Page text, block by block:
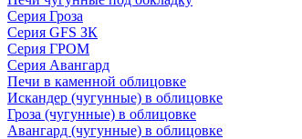
Серия Гроза
Серия GFS ЗК
Серия ГРОМ
Серия Авангард
Печи в каменной облицовке
Искандер (чугунные) в облицовке
Гроза (чугунные) в облицовке
Авангард (чугунные) в облицовке